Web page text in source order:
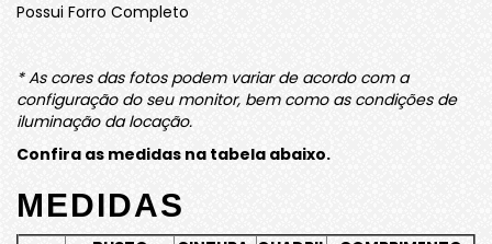
Possui Forro Completo
* As cores das fotos podem variar de acordo com a
configuração do seu monitor, bem como as condições de
iluminação da locação.
Confira as medidas na tabela abaixo.
MEDIDAS